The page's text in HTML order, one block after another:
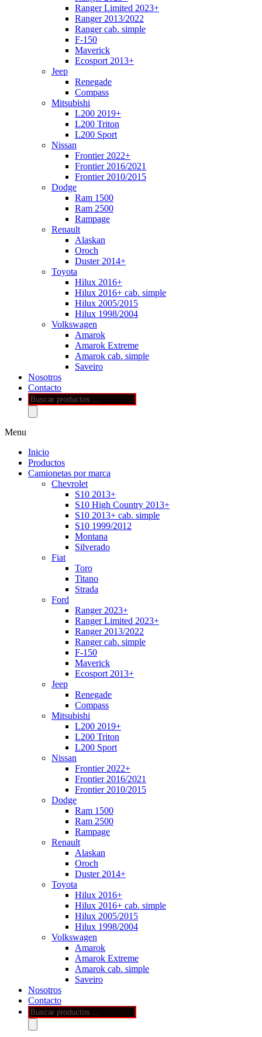
Ranger Limited 2023+
Ranger 2013/2022
Ranger cab. simple
F-150
Maverick
Ecosport 2013+
Jeep
Renegade
Compass
Mitsubishi
L200 2019+
L200 Triton
L200 Sport
Nissan
Frontier 2022+
Frontier 2016/2021
Frontier 2010/2015
Dodge
Ram 1500
Ram 2500
Rampage
Renault
Alaskan
Oroch
Duster 2014+
Toyota
Hilux 2016+
Hilux 2016+ cab. simple
Hilux 2005/2015
Hilux 1998/2004
Volkswagen
Amarok
Amarok Extreme
Amarok cab. simple
Saveiro
Nosotros
Contacto
Búsqueda
de
productos
Menu
Inicio
Productos
Camionetas por marca
Chevrolet
S10 2013+
S10 High Country 2013+
S10 2013+ cab. simple
S10 1999/2012
Montana
Silverado
Fiat
Toro
Titano
Strada
Ford
Ranger 2023+
Ranger Limited 2023+
Ranger 2013/2022
Ranger cab. simple
F-150
Maverick
Ecosport 2013+
Jeep
Renegade
Compass
Mitsubishi
L200 2019+
L200 Triton
L200 Sport
Nissan
Frontier 2022+
Frontier 2016/2021
Frontier 2010/2015
Dodge
Ram 1500
Ram 2500
Rampage
Renault
Alaskan
Oroch
Duster 2014+
Toyota
Hilux 2016+
Hilux 2016+ cab. simple
Hilux 2005/2015
Hilux 1998/2004
Volkswagen
Amarok
Amarok Extreme
Amarok cab. simple
Saveiro
Nosotros
Contacto
Búsqueda
de
productos